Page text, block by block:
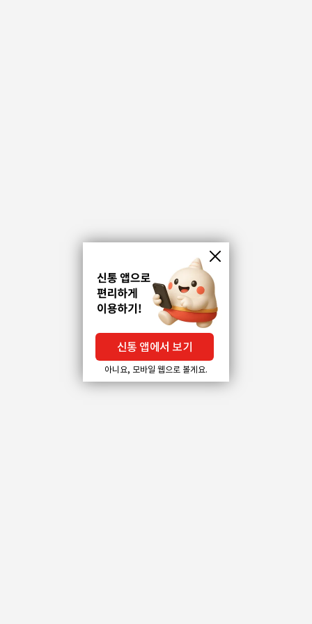
신통 앱에서 보기
아니요, 모바일 웹으로 볼게요.